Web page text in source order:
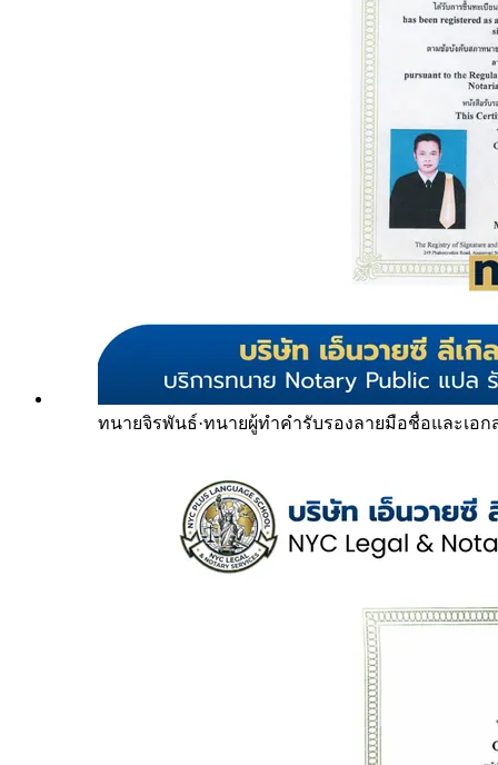
ทนายจิรพันธ์·ทนายผู้ทำคำรับรองลายมือชื่อและเอก